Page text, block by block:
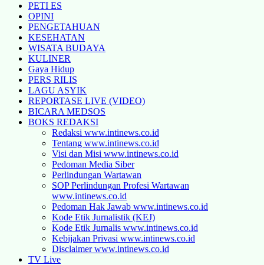
PETI ES
OPINI
PENGETAHUAN
KESEHATAN
WISATA BUDAYA
KULINER
Gaya Hidup
PERS RILIS
LAGU ASYIK
REPORTASE LIVE (VIDEO)
BICARA MEDSOS
BOKS REDAKSI
Redaksi www.intinews.co.id
Tentang www.intinews.co.id
Visi dan Misi www.intinews.co.id
Pedoman Media Siber
Perlindungan Wartawan
SOP Perlindungan Profesi Wartawan
www.intinews.co.id
Pedoman Hak Jawab www.intinews.co.id
Kode Etik Jurnalistik (KEJ)
Kode Etik Jurnalis www.intinews.co.id
Kebijakan Privasi www.intinews.co.id
Disclaimer www.intinews.co.id
TV Live